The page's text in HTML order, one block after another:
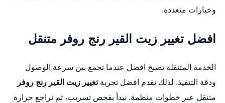
وخيارات متعددة.
افضل تغيير زيت القير رنج روفر متنقل
الخدمة المتنقلة تصبح افضل عندما تجمع بين سرعة الوصول
ودقة التنفيذ. لذلك نقدم افضل تجربةتغيير زيت القير رنج روفر
متنقل عبر خطوات منظمة. نبدأ بفحص تسريب، ثم نراجع حرارة